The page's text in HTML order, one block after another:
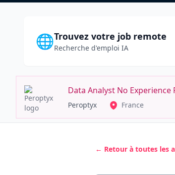
🌐Trouvez votre job remote
Recherche d'emploi IA
Data Analyst No Experience
Peroptyx France
← Retour à toutes les